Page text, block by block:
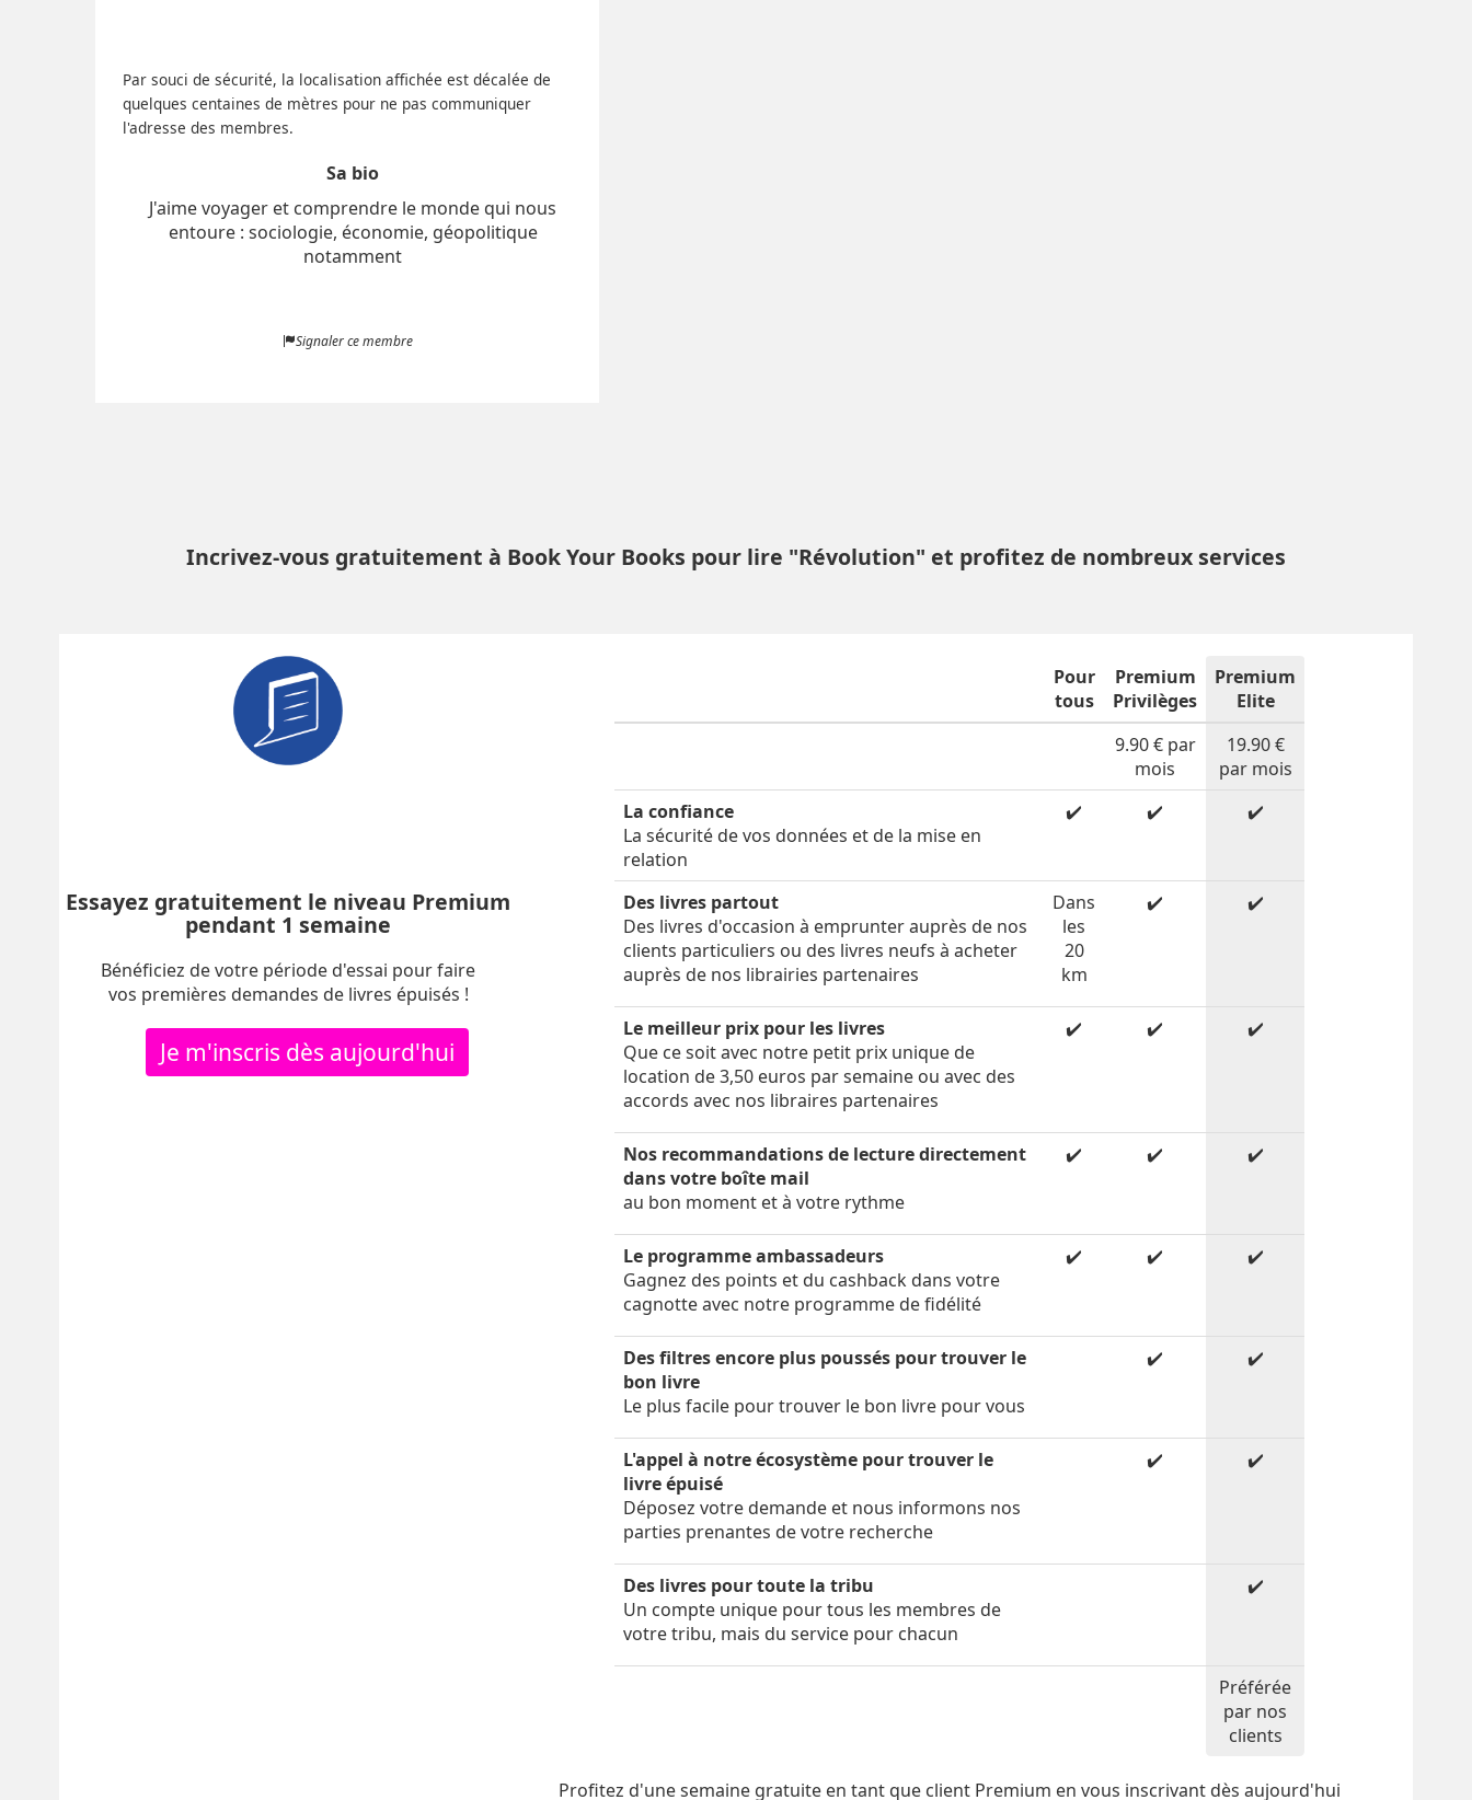
Par souci de sécurité, la localisation affichée est décalée de
quelques centaines de mètres pour ne pas communiquer
l'adresse des membres.
Sa bio
J'aime voyager et comprendre le monde qui nous
entoure : sociologie, économie, géopolitique
notamment
Signaler ce membre
Incrivez-vous gratuitement à Book Your Books pour lire "Révolution" et profitez de nombreux services
Essayez gratuitement le niveau Premium
pendant 1 semaine
Bénéficiez de votre période d'essai pour faire
vos premières demandes de livres épuisés !
Je m'inscris dès aujourd'hui
Pour
tous
Premium
Privilèges
Premium
Elite
9.90 € par
mois
19.90 €
par mois
La confiance
La sécurité de vos données et de la mise en
relation
✔️ ✔️ ✔️
Des livres partout
Des livres d'occasion à emprunter auprès de nos
clients particuliers ou des livres neufs à acheter
auprès de nos librairies partenaires
Dans
les
20
km
✔️ ✔️
Le meilleur prix pour les livres
Que ce soit avec notre petit prix unique de
location de 3,50 euros par semaine ou avec des
accords avec nos libraires partenaires
✔️ ✔️ ✔️
Nos recommandations de lecture directement
dans votre boîte mail
au bon moment et à votre rythme
✔️ ✔️ ✔️
Le programme ambassadeurs
Gagnez des points et du cashback dans votre
cagnotte avec notre programme de fidélité
✔️ ✔️ ✔️
Des filtres encore plus poussés pour trouver le
bon livre
Le plus facile pour trouver le bon livre pour vous
✔️ ✔️
L'appel à notre écosystème pour trouver le
livre épuisé
Déposez votre demande et nous informons nos
parties prenantes de votre recherche
✔️ ✔️
Des livres pour toute la tribu
Un compte unique pour tous les membres de
votre tribu, mais du service pour chacun
✔️
Préférée
par nos
clients
Profitez d'une semaine gratuite en tant que client Premium en vous inscrivant dès aujourd'hui